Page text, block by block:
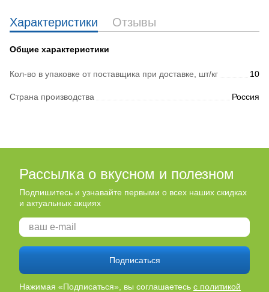
Характеристики Отзывы
Общие характеристики
Кол-во в упаковке от поставщика при доставке, шт/кг 10
Страна производства Россия
Рассылка о вкусном и полезном
Подпишитесь и узнавайте первыми о всех наших скидках
и актуальных акциях
Подписаться
Нажимая «Подписаться», вы соглашаетесь с политикой